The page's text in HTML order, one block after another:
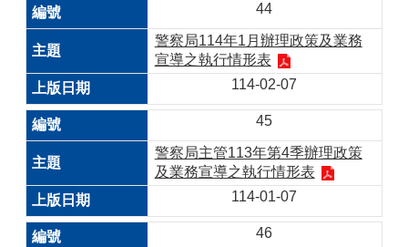
44
警察局114年1月辦理政策及業務
宣導之執行情形表
114-02-07
45
警察局主管113年第4季辦理政策
及業務宣導之執行情形表
114-01-07
46